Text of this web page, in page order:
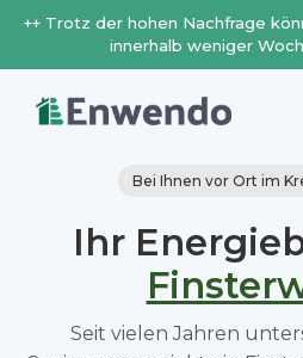
++ Trotz der hohen Nachfrage
innerhalb weniger
Bei Ihnen vor Ort im
Ihr
Seit vielen Jahren